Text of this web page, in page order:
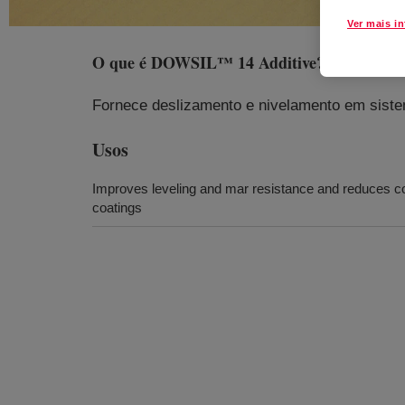
O que éDOWSIL™ 14 Additive?
Fornece deslizamento e nivelamento em
Usos
Improves leveling and mar resistance and reduces
coatings
Ver mais